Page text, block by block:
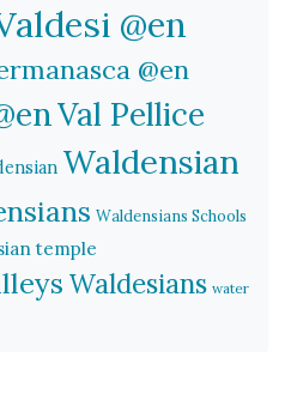
@en
@en
Val Pellice
Waldensian
Waldensians Schools
temple
Waldesians water